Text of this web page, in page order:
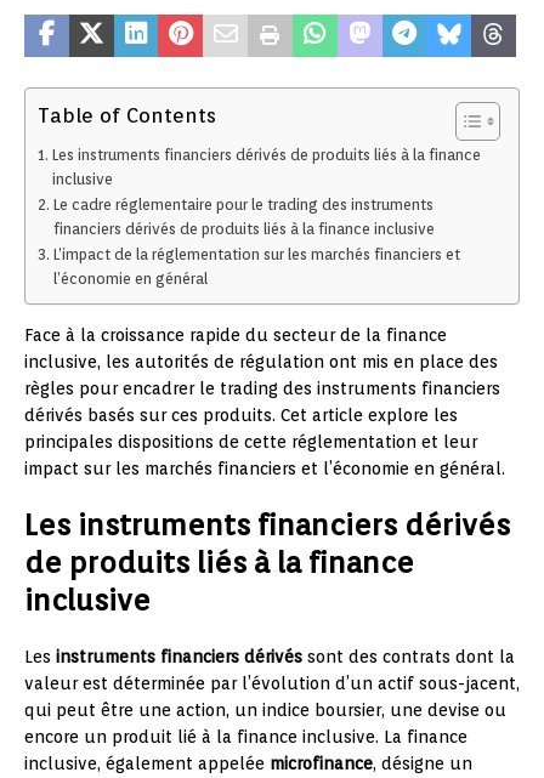
Table of Contents
Les instruments financiers dérivés de produits liés à la finance
inclusive
Le cadre réglementaire pour le trading des instruments
financiers dérivés de produits liés à la finance inclusive
L’impact de la réglementation sur les marchés financiers et
l’économie en général
Face à la croissance rapide du secteur de la finance
inclusive, les autorités de régulation ont mis en place des
règles pour encadrer le trading des instruments financiers
dérivés basés sur ces produits. Cet article explore les
principales dispositions de cette réglementation et leur
impact sur les marchés financiers et l’économie en général.
Les instruments financiers dérivés
de produits liés à la finance
inclusive
Les instruments financiers dérivés sont des contrats dont la
valeur est déterminée par l’évolution d’un actif sous-jacent,
qui peut être une action, un indice boursier, une devise ou
encore un produit lié à la finance inclusive. La finance
inclusive, également appelée microfinance, désigne un